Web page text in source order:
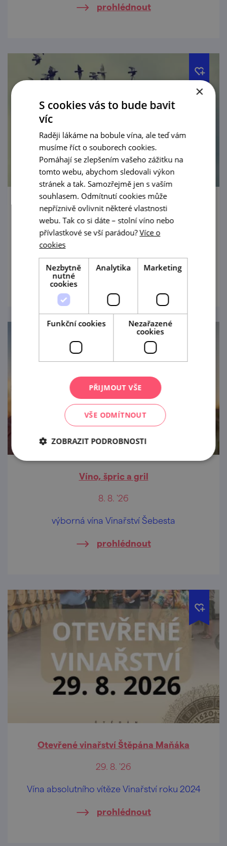
prohlédnout
Provozní den Železnice 600
16. 8. '26
Zahradní železnice 600
prohlédnout
Víno, špric a gril
8. 8. '26
výborná vína Vinařství Šebesta
prohlédnout
Otevřené vinařství Štěpána Maňáka
29. 8. '26
Vína absolutního vítěze Vinařství roku 2024
prohlédnout
×
S cookies vás to bude bavit
víc
Raději lákáme na bobule vína, ale teď vám
musíme říct o souborech cookies.
Pomáhají se zlepšením vašeho zážitku na
tomto webu, abychom sledovali výkon
stránek a tak. Samozřejmě jen s vaším
souhlasem. Odmítnutí cookies může
nepříznivě ovlivnit některé vlastnosti
webu. Tak co si dáte – stolní víno nebo
přívlastkové se vší parádou?Více o
cookies
Nezbytně
nutné
cookies
Analytika Marketing
Funkční cookies
Nezařazené
cookies
PŘIJMOUT VŠE
VŠE ODMÍTNOUT
ZOBRAZIT PODROBNOSTI